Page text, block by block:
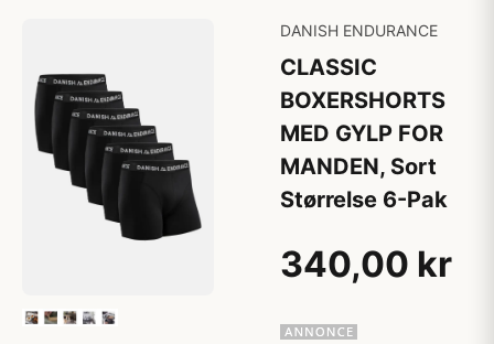
DANISH ENDURANCE
CLASSIC
BOXERSHORTS
MED GYLP FOR
MANDEN, Sort
Størrelse 6-Pak
340,00 kr